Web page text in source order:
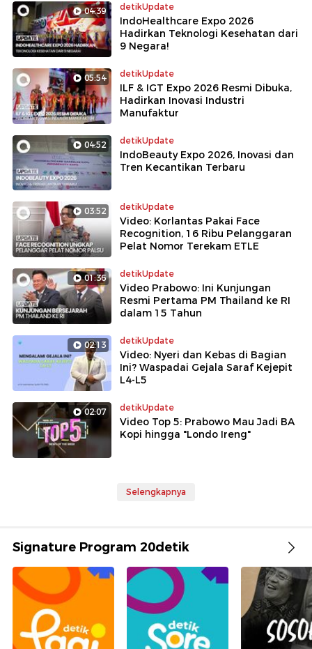
04:39 detikUpdate
IndoHealthcare Expo 2026
Hadirkan Teknologi Kesehatan dari
9 Negara!
05:54 detikUpdate
ILF & IGT Expo 2026 Resmi Dibuka,
Hadirkan Inovasi Industri
Manufaktur
04:52 detikUpdate
IndoBeauty Expo 2026, Inovasi dan
Tren Kecantikan Terbaru
03:52 detikUpdate
Video: Korlantas Pakai Face
Recognition, 16 Ribu Pelanggaran
Pelat Nomor Terekam ETLE
01:36 detikUpdate
Video Prabowo: Ini Kunjungan
Resmi Pertama PM Thailand ke RI
dalam 15 Tahun
02:13 detikUpdate
Video: Nyeri dan Kebas di Bagian
Ini? Waspadai Gejala Saraf Kejepit
L4-L5
02:07 detikUpdate
Video Top 5: Prabowo Mau Jadi BA
Kopi hingga "Londo Ireng"
Selengkapnya
Signature Program 20detik